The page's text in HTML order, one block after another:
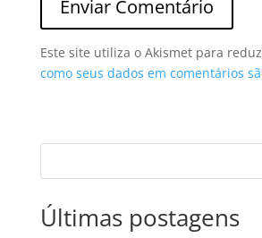
Este site utiliza o Akismet para
como seus dados em comentários
Últimas postagens